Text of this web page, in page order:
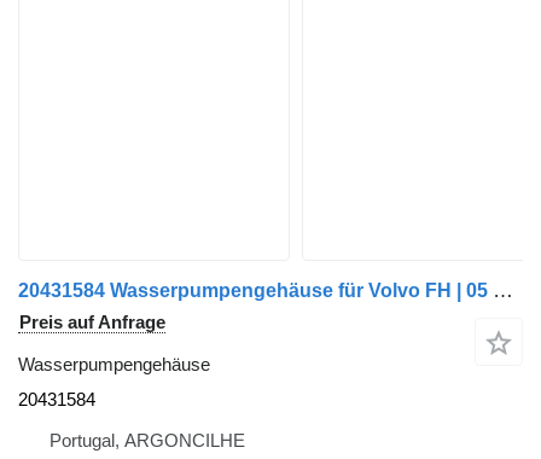
20431584 Wasserpumpengehäuse für Volvo FH | 05 Sattelzugmaschine
Preis auf Anfrage
Wasserpumpengehäuse
20431584
Portugal, ARGONCILHE